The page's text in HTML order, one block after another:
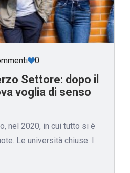
0
Settore: dopo il
voglia di senso
nel 2020, in cui tutto si è
Le università chiuse. I